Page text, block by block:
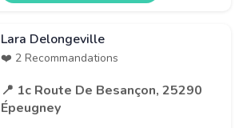
Lara Delongeville
❤️ 2 Recommandations
📍 1c Route De Besançon, 25290
Épeugney